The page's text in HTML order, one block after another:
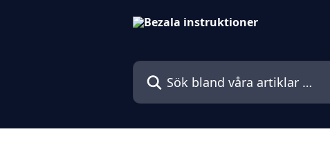
Sök bland våra artiklar …